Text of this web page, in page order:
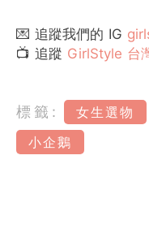
💌 追蹤我們的 IG
📺 追蹤 GirlStyle 台
標籤: 女生選物
小企鵝